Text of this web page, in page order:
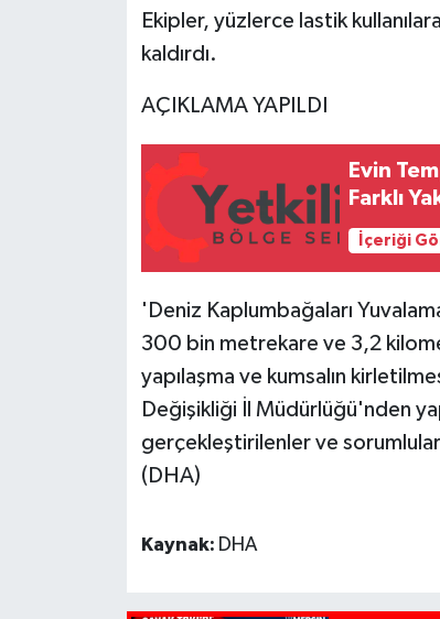
Ekipler, yüzlerce lastik
kaldırdı.
AÇIKLAMA YAPILDI
Evin
Farklı
İçeriği
'Deniz Kaplumbağaları
300 bin metrekare ve 3,2
yapılaşma ve kumsalın
Değişikliği İl Müdürlüğü'nden
gerçekleştirilenler ve
(DHA)
Kaynak: DHA